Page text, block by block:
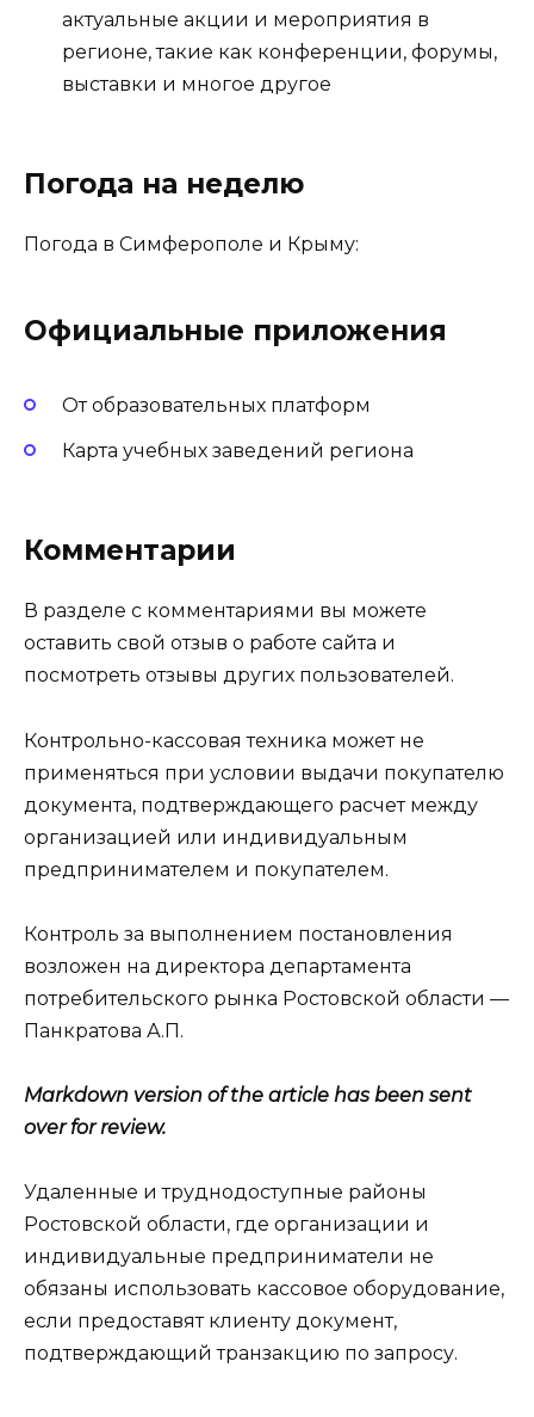
актуальные акции и мероприятия в
регионе, такие как конференции, форумы,
выставки и многое другое
Погода на неделю
Погода в Симферополе и Крыму:
Официальные приложения
От образовательных платформ
Карта учебных заведений региона
Комментарии
В разделе с комментариями вы можете
оставить свой отзыв о работе сайта и
посмотреть отзывы других пользователей.
Контрольно-кассовая техника может не
применяться при условии выдачи покупателю
документа, подтверждающего расчет между
организацией или индивидуальным
предпринимателем и покупателем.
Контроль за выполнением постановления
возложен на директора департамента
потребительского рынка Ростовской области —
Панкратова А.П.
Markdown version of the article has been sent
over for review.
Удаленные и труднодоступные районы
Ростовской области, где организации и
индивидуальные предприниматели не
обязаны использовать кассовое оборудование,
если предоставят клиенту документ,
подтверждающий транзакцию по запросу.